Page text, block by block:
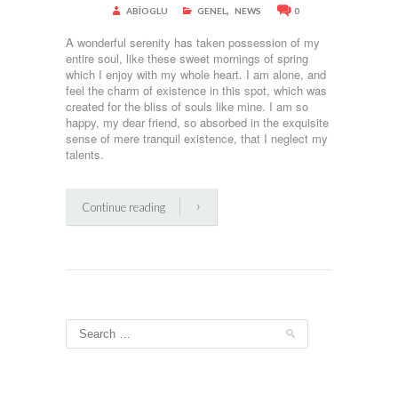
ABIOGLU GENEL, NEWS 0
A wonderful serenity has taken possession of my
entire soul, like these sweet mornings of spring
which I enjoy with my whole heart. I am alone, and
feel the charm of existence in this spot, which was
created for the bliss of souls like mine. I am so
happy, my dear friend, so absorbed in the exquisite
sense of mere tranquil existence, that I neglect my
talents.
Continue reading